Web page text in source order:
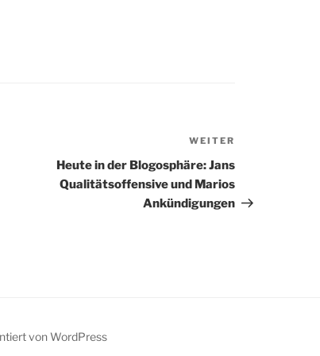
Beitrag
WEITER
Heute in der Blogosphäre: Jans
Qualitätsoffensive und Marios
Ankündigungen
von WordPress